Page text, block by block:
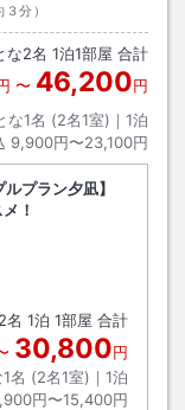
分）
な2名 1泊1部屋 合計
〜 46,200円
な1名 (2名1室)｜ 1泊
9,900円〜23,100円
プラン夕凪】
！
2名 1泊 1部屋 合計
30,800円
名 (2名1室)｜ 1泊
円〜15,400円